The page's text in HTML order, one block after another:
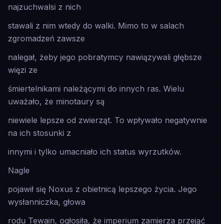
najzuchwalsi z nich
stawali z nim wtedy do walki. Mimo to w salach
zgromadzeń zawsze
nalegał, żeby jego pobratymcy nawiązywali głębsze
więzi ze
śmiertelnikami należącymi do innych ras. Wielu
uważało, że minotaury są
niewiele lepsze od zwierząt. To wpływało negatywnie
na ich stosunki z
innymi i tylko umacniało ich status wyrzutków.
Nagle
pojawił się Noxus z obietnicą lepszego życia. Jego
wysłanniczka, głowa
rodu Tewain, ogłosiła, że imperium zamierza przejąć